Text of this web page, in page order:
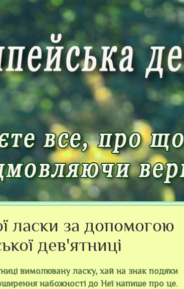
ласки за допомогою
дев'ятниці
вимолювану ласку, хай на знак подяки
набожності до Неї напише про це.